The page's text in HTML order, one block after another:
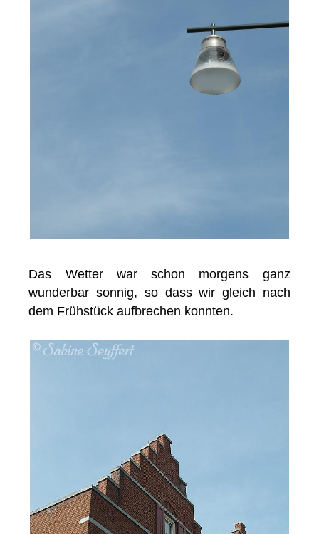
Das Wetter war schon morgens ganz
wunderbar sonnig, so dass wir gleich nach
dem Frühstück aufbrechen konnten.